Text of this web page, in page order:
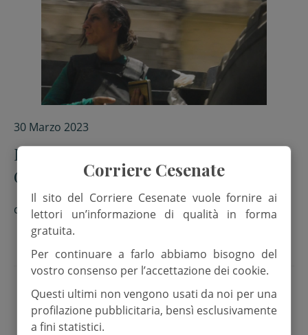
30 Marzo 2023
L’inviata di guerra (Rai) Lucia
Goracci: “Afghanistan, li abbiamo
lasciati soli”
di Daniela Verlicchi e Francesco Zanotti
Corriere Cesenate
Il sito del Corriere Cesenate vuole fornire ai
lettori un’informazione di qualità in forma
gratuita.
Per continuare a farlo abbiamo bisogno del
vostro consenso per l’accettazione dei cookie.
Questi ultimi non vengono usati da noi per una
profilazione pubblicitaria, bensì esclusivamente
a fini statistici.